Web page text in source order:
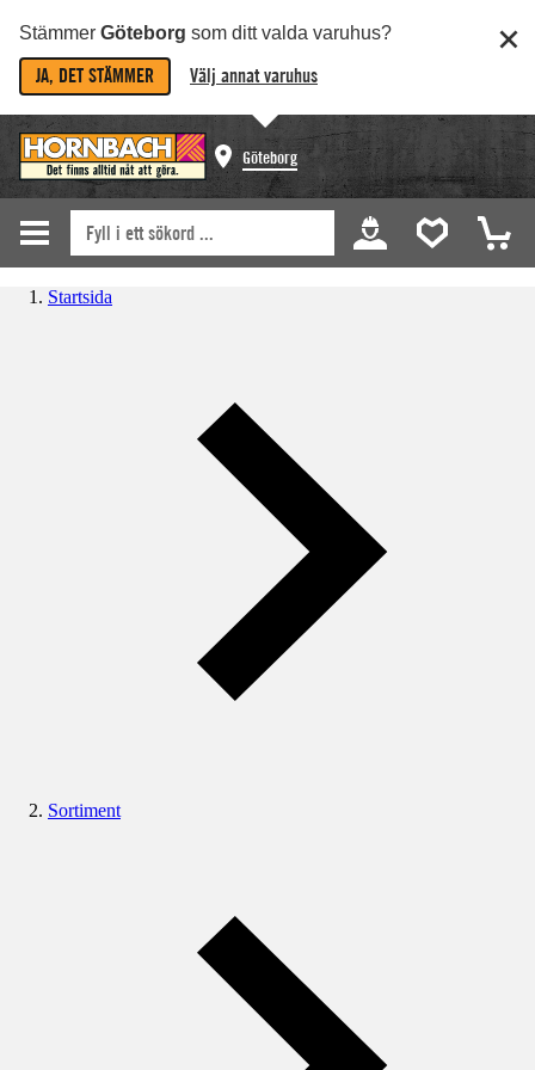
Stämmer Göteborg som ditt valda varuhus?
JA, DET STÄMMER Välj annat varuhus
Göteborg
Startsida
Sortiment